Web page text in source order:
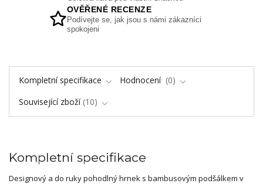
OVĚŘENÉ RECENZE
Podívejte se, jak jsou s námi zákazníci
spokojeni
Kompletní specifikace Hodnocení
0
Související zboží 10
Kompletní specifikace
Designový a do ruky pohodlný hrnek s bambusovým podšálkem v